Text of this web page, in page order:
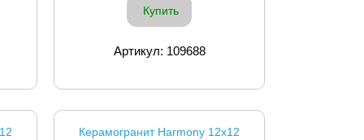
Купить
Артикул: 109688
Керамогранит Harmony 12x12